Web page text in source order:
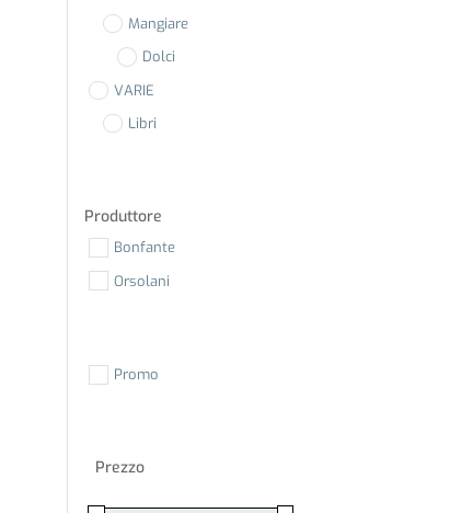
Mangiare
Dolci
VARIE
Libri
Produttore
Bonfante
Orsolani
Promo
Prezzo